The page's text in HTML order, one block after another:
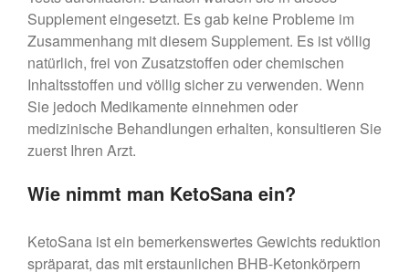
Supplement eingesetzt. Es gab keine Probleme im
Zusammenhang mit diesem Supplement. Es ist völlig
natürlich, frei von Zusatzstoffen oder chemischen
Inhaltsstoffen und völlig sicher zu verwenden. Wenn
Sie jedoch Medikamente einnehmen oder
medizinische Behandlungen erhalten, konsultieren Sie
zuerst Ihren Arzt.
Wie nimmt man KetoSana ein?
KetoSana ist ein bemerkenswertes Gewichts reduktion
spräparat, das mit erstaunlichen BHB-Ketonkörpern